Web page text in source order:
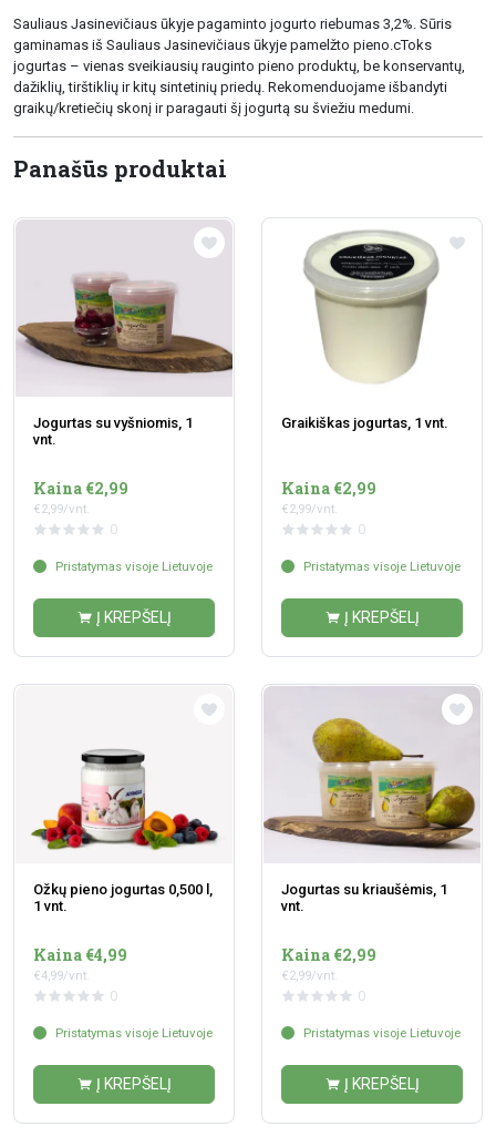
Sauliaus Jasinevičiaus ūkyje pagaminto jogurto riebumas 3,2%. Sūris
gaminamas iš Sauliaus Jasinevičiaus ūkyje pamelžto pieno.cToks
jogurtas – vienas sveikiausių rauginto pieno produktų, be konservantų,
dažiklių, tirštiklių ir kitų sintetinių priedų. Rekomenduojame išbandyti
graikų/kretiečių skonį ir paragauti šį jogurtą su šviežiu medumi.
Panašūs produktai
Jogurtas su vyšniomis, 1
vnt.
Kaina €2,99
€2,99/vnt.
0
Pristatymas visoje Lietuvoje
Į KREPŠELĮ
Graikiškas jogurtas, 1 vnt.
Kaina €2,99
€2,99/vnt.
0
Pristatymas visoje Lietuvoje
Į KREPŠELĮ
Ožkų pieno jogurtas 0,500 l,
1 vnt.
Kaina €4,99
€4,99/vnt.
0
Pristatymas visoje Lietuvoje
Į KREPŠELĮ
Jogurtas su kriaušėmis, 1
vnt.
Kaina €2,99
€2,99/vnt.
0
Pristatymas visoje Lietuvoje
Į KREPŠELĮ